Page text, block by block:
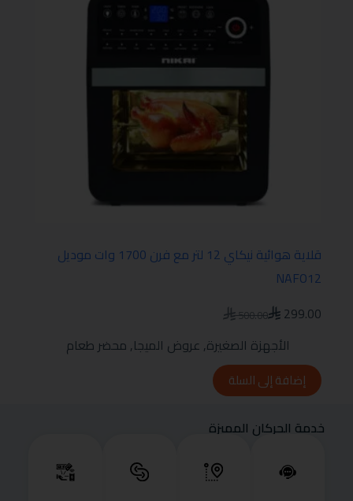
قلاية هوائية نيكاي 12 لتر مع فرن 1700 وات موديل
NAFO12
500.00
299.00
الأجهزة الصغيرة, عروض الميجا, محضر طعام
إضافة إلى السلة
خدمة الحركان المميزة